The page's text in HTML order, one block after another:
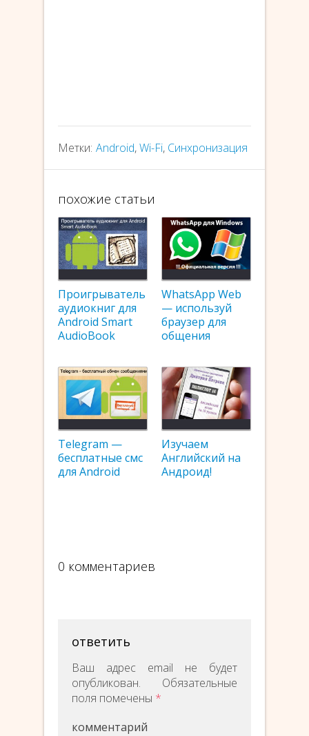
Метки: Android,Wi-Fi, Синхронизация
похожие статьи
Проигрыватель
аудиокниг для
Android Smart
AudioBook
WhatsApp Web
— используй
браузер для
общения
Telegram —
бесплатные смс
для Android
Изучаем
Английский на
Андроид!
0 комментариев
ответить
Ваш адрес email не будет
опубликован.
Обязательные
поля помечены *
комментарий